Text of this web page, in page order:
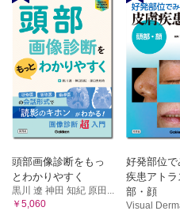
頭部画像診断をもっ
とわかりやすく
黒川 遼 神田 知紀 原田...
￥5,060
好発部位
疾患アト
部・顔
Visual